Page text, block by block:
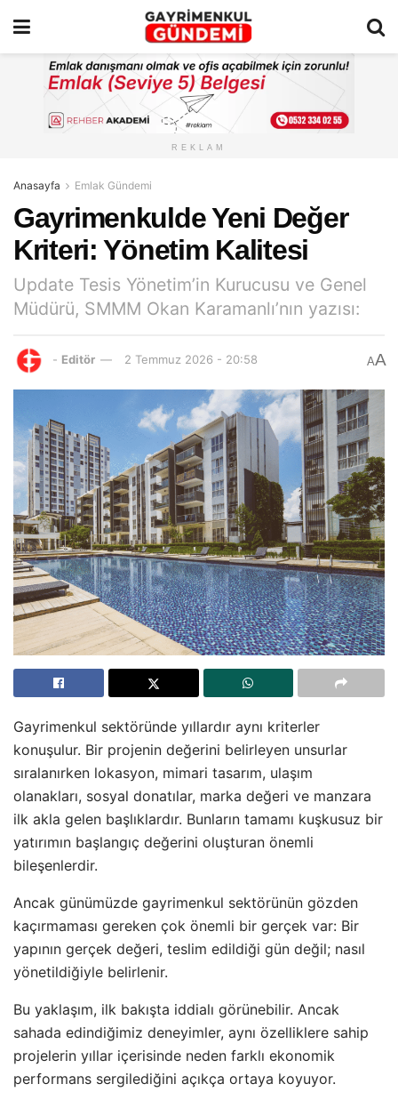
REKLAM
Anasayfa Emlak Gündemi
Gayrimenkulde Yeni Değer
Kriteri: Yönetim Kalitesi
Update Tesis Yönetim’in Kurucusu ve Genel
Müdürü, SMMM Okan Karamanlı’nın yazısı:
- Editör 2 Temmuz 2026 - 20:58 AA
Gayrimenkul sektöründe yıllardır aynı kriterler
konuşulur. Bir projenin değerini belirleyen unsurlar
sıralanırken lokasyon, mimari tasarım, ulaşım
olanakları, sosyal donatılar, marka değeri ve manzara
ilk akla gelen başlıklardır. Bunların tamamı kuşkusuz bir
yatırımın başlangıç değerini oluşturan önemli
bileşenlerdir.
Ancak günümüzde gayrimenkul sektörünün gözden
kaçırmaması gereken çok önemli bir gerçek var: Bir
yapının gerçek değeri, teslim edildiği gün değil; nasıl
yönetildiğiyle belirlenir.
Bu yaklaşım, ilk bakışta iddialı görünebilir. Ancak
sahada edindiğimiz deneyimler, aynı özelliklere sahip
projelerin yıllar içerisinde neden farklı ekonomik
performans sergilediğini açıkça ortaya koyuyor.